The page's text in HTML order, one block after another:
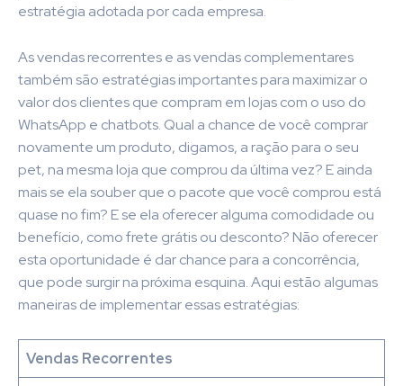
estratégia adotada por cada empresa.
As vendas recorrentes e as vendas complementares
também são estratégias importantes para maximizar o
valor dos clientes que compram em lojas com o uso do
WhatsApp e chatbots. Qual a chance de você comprar
novamente um produto, digamos, a ração para o seu
pet, na mesma loja que comprou da última vez? E ainda
mais se ela souber que o pacote que você comprou está
quase no fim? E se ela oferecer alguma comodidade ou
benefício, como frete grátis ou desconto? Não oferecer
esta oportunidade é dar chance para a concorrência,
que pode surgir na próxima esquina. Aqui estão algumas
maneiras de implementar essas estratégias:
Vendas Recorrentes